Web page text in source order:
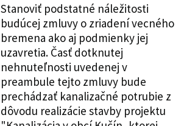
Stanoviť podstatné náležitosti
budúcej zmluvy o zriadení vecného
bremena ako aj podmienky jej
uzavretia. Časť dotknutej
nehnuteľnosti uvedenej v
preambule tejto zmluvy bude
prechádzať kanalizačné potrubie z
dôvodu realizácie stavby projektu